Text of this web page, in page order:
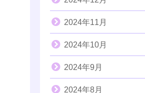
2024年11月
2024年10月
2024年9月
2024年8月